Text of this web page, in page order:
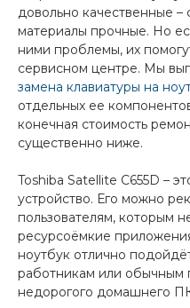
довольно качественные
материалы прочные. Но
ними проблемы, их
сервисном центре. Мы
замена клавиатуры на
отдельных ее
конечная стоимость
существенно ниже.
Toshiba Satellite C655D –
устройство. Его можно
пользователям, которым
ресурсоёмкие
ноутбук отлично
работникам или обычным
недорогого домашнего